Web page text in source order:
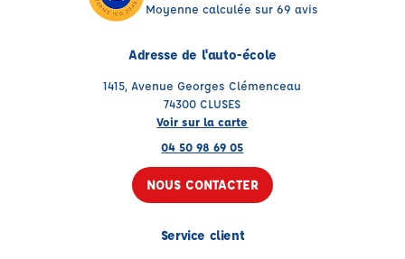
Moyenne calculée sur 69 avis
Adresse de l'auto-école
1415, Avenue Georges Clémenceau
74300 CLUSES
Voir sur la carte
04 50 98 69 05
NOUS CONTACTER
Service client